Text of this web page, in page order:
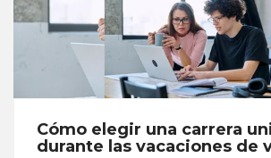
Cómo elegir una carrera
durante las vacaciones de